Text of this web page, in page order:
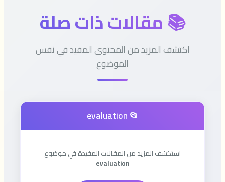
📚 مقالات ذات صلة
اكتشف المزيد من المحتوى المفيد في نفس
الموضوع
📂 evaluation
استكشف المزيد من المقالات المفيدة في موضوع
evaluation